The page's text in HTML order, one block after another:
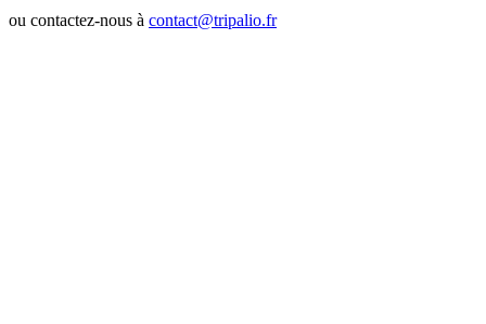
ou contactez-nous à contact@tripalio.fr